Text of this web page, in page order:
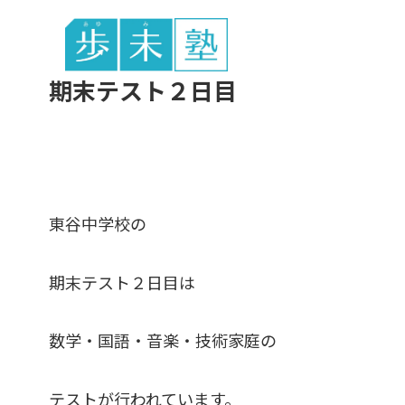
東谷中生の
期末テスト２日目
東谷中学校の
期末テスト２日目は
数学・国語・音楽・技術家庭の
テストが行われています。